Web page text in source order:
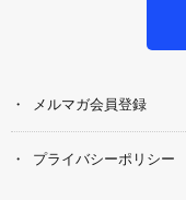
メルマガ会員登録
プライバシーポリシー